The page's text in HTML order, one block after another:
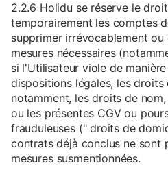
2.2.6 Holidu se réserve le
temporairement les comptes
supprimer irrévocablement
mesures nécessaires
si l'Utilisateur viole de
dispositions légales, les droits
notamment, les droits de
ou les présentes CGV ou
frauduleuses (" droits de
contrats déjà conclus ne sont
mesures susmentionnées.